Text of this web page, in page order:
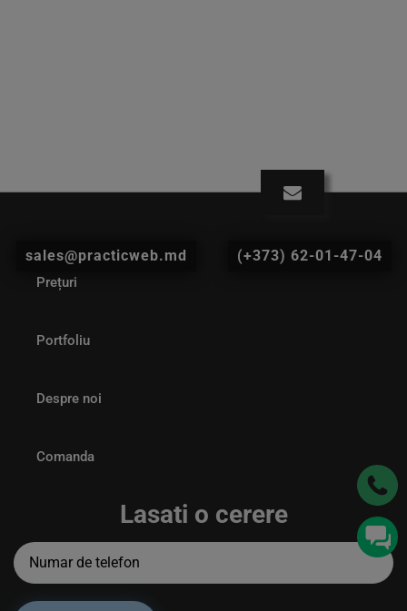
sales@practicweb.md (+373) 62-01-47-04
Prețuri
Portfoliu
Despre noi
Comanda
Lasati o cerere